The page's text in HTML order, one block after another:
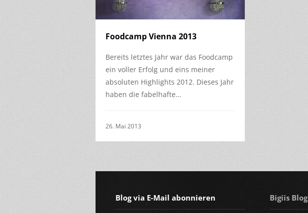
Foodcamp Vienna 2013
Bereits letztes Jahr war das Foodcamp
ein voller Erfolg und eins meiner
absoluten Highlights 2012. Dieses Jahr
haben die fabelhafte…
26. Mai 2013
Blog via E-Mail abonnieren Bigiis Blog